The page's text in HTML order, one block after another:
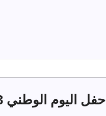
حفل اليوم الوطني 93 في محافظة عريعرة